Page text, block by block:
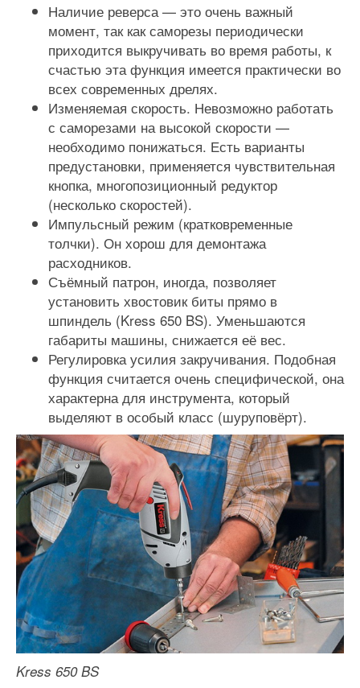
Наличие реверса — это очень важный
момент, так как саморезы периодически
приходится выкручивать во время работы, к
счастью эта функция имеется практически во
всех современных дрелях.
Изменяемая скорость. Невозможно работать
с саморезами на высокой скорости —
необходимо понижаться. Есть варианты
предустановки, применяется чувствительная
кнопка, многопозиционный редуктор
(несколько скоростей).
Импульсный режим (кратковременные
толчки). Он хорош для демонтажа
расходников.
Съёмный патрон, иногда, позволяет
установить хвостовик биты прямо в
шпиндель (Kress 650 BS). Уменьшаются
габариты машины, снижается её вес.
Регулировка усилия закручивания. Подобная
функция считается очень специфической, она
характерна для инструмента, который
выделяют в особый класс (шуруповёрт).
Kress 650 BS